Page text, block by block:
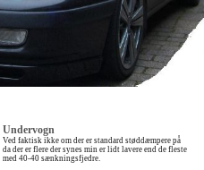
Undervogn
Ved faktisk ikke om der er standard støddæmpere på
da der er flere der synes min er lidt lavere end de fleste
med 40-40 sænkningsfjedre.